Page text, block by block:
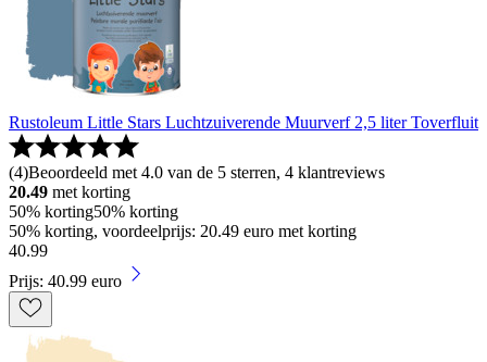
Rustoleum Little Stars Luchtzuiverende Muurverf 2,5 liter Toverfluit
(4)Beoordeeld met 4.0 van de 5 sterren, 4 klantreviews
20.49 met korting
50% korting50% korting
50% korting, voordeelprijs: 20.49 euro met korting
40.99
Prijs: 40.99 euro